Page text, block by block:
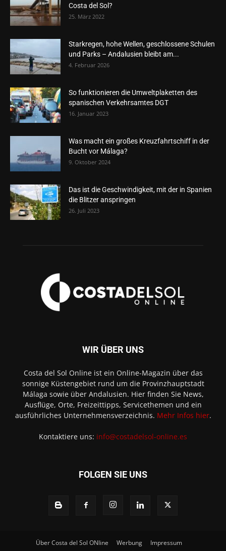
Costa del Sol?
25. März 2022
Starkregen, hohe Wellen, geschlossene Schulen
und Parks – Andalusien bleibt am...
4. Februar 2026
So funktionieren die Umweltplaketten des
spanischen Verkehrsamtes DGT
16. Januar 2023
Was macht ein großes Kreuzfahrtschiff in der
Bucht vor Málaga?
9. Oktober 2024
Das ist die Geschwindigkeit, mit der in Spanien
die Blitzer anspringen
26. Juli 2023
WIR ÜBER UNS
Costa del Sol Online ist ein Online-Magazin über das
sonnige Küstengebiet rund um die Provinzhauptstadt
Málaga sowie über Andalusien. Hier finden Sie News,
Ausflüge, Orte, Freizeittipps, Servicethemen und ein
ausführliches Unternehmensverzeichnis. Mehr Infos hier.
Kontaktiere uns: info@costadelsol-online.es
FOLGEN SIE UNS
Über Costa del Sol ONline Werbung
Impressum